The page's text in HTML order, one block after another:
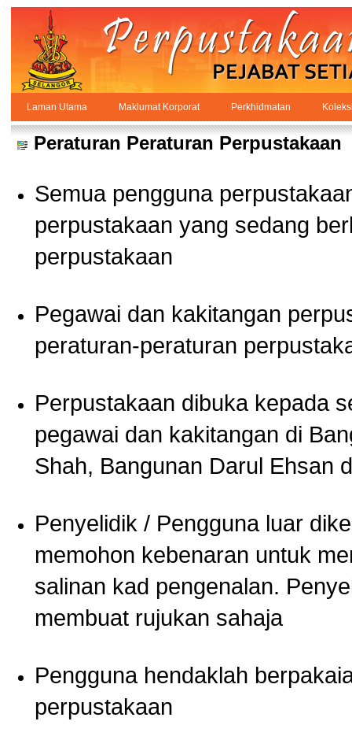
Skip to Content
PPSUKSEL
Peraturan
Laman Utama Maklumat Korporat Perkhidmatan
Peraturan Peraturan Perpustakaan
Semua pengguna
perpustakaan yang sedang
perpustakaan
Pegawai dan kakitangan
peraturan-peraturan
Perpustakaan dibuka kepada
pegawai dan kakitangan di
Shah, Bangunan Darul Ehsan
Penyelidik / Pengguna luar
memohon kebenaran untuk
salinan kad pengenalan.
membuat rujukan sahaja
Pengguna hendaklah
perpustakaan